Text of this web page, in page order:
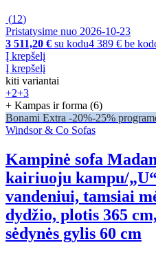
(12)
Pristatysime nuo 2026‑10‑23
3 511,20 € su kodu4 389 € be
Į krepšelį
Į krepšelį
kiti variantai
+2+3
+ Kampas ir forma (6)
Bonami Extra -20%-25%
Windsor & Co Sofas
Kampinė sofa
kairiuoju kampu/
vandeniui, tamsiai
dydžio, plotis 365
sėdynės gylis 60 cm